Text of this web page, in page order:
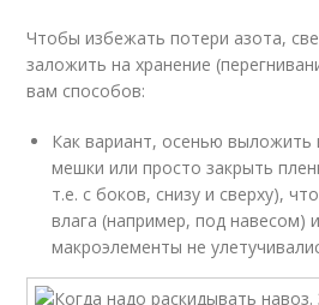
Чтобы избежать потери азота,
заложить на хранение
вам способов:
Как вариант, осенью выложить
мешки или просто закрыть
т.е. с боков, снизу и сверху),
влага (например, под навесом)
макроэлементы не